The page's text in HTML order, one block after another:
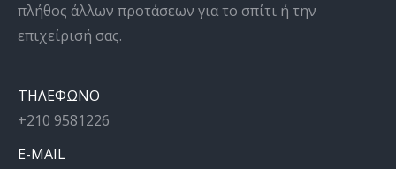
πλήθος άλλων προτάσεων για το σπίτι ή την
επιχείρισή σας.
ΤΗΛΕΦΩΝΟ
+210 9581226
E-MAIL